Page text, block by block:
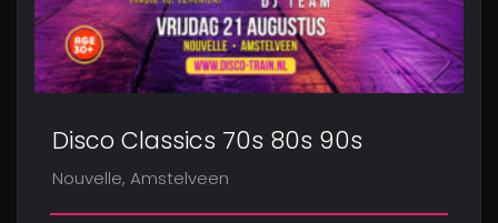
Disco Classics 70s 80s 90s
Nouvelle, Amstelveen